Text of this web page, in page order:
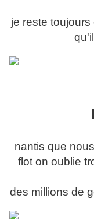
je reste
nantis que
flot on oublie
des millions de